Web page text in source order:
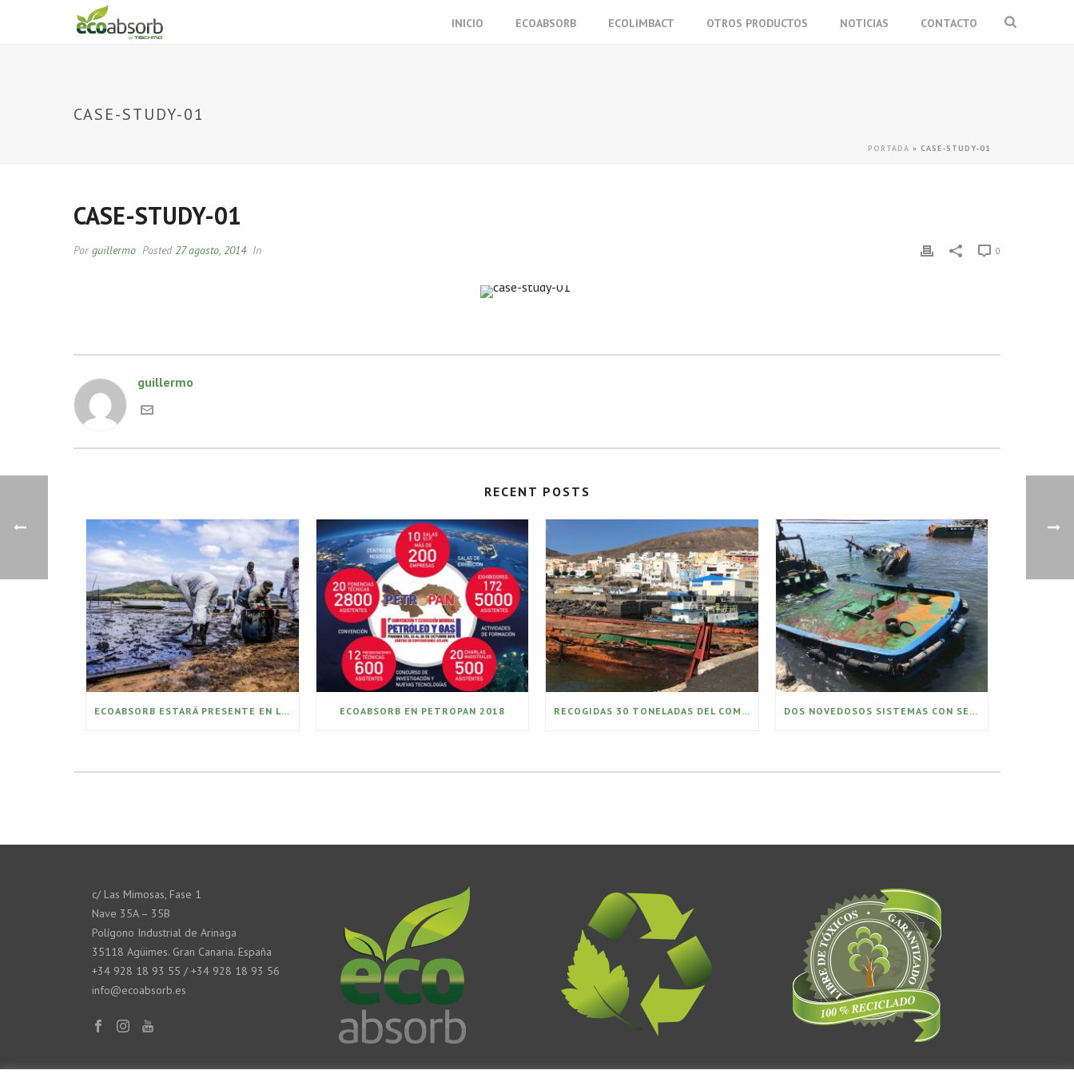
INICIO ECOABSORB ECOLIMBACT OTROS PRODUCTOS NOTICIAS CONTACTO
CASE-STUDY-01
PORTADA » CASE-STUDY-01
CASE-STUDY-01
Por guillermo Posted27 agosto, 2014 In 0
guillermo
RECENT POSTS
ECOABSORB ESTARÁ PRESENTE EN LAS LABORES DE LIMPIEZA DEL PEOR DERRAME DE PETRÓLEO DE MAURICIO ECOABSORB EN PETROPAN 2018 RECOGIDAS 30 TONELADAS DEL COMBUSTIBLE VERTIDO EN EL PUERTO DE GRAN TARAJAL DOS NOVEDOSOS SISTEMAS CON SELLO CANARIO LIMPIAN EL VERTIDO DE GRAN TARAJAL
c/ Las Mimosas, Fase 1
Nave 35A – 35B
Polígono Industrial de Arinaga
35118 Agüimes. Gran Canaria. España
+34 928 18 93 55 / +34 928 18 93 56
info@ecoabsorb.es